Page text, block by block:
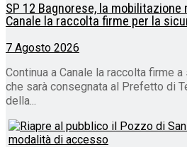
SP 12 Bagnorese, la
Canale la raccolta firme per la
7 Agosto 2026
Continua a Canale la raccolta firme
che sarà consegnata al Prefetto di
della...